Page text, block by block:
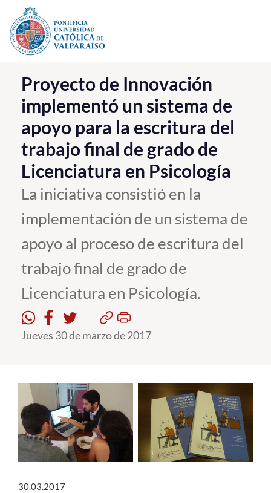
Click acá para ir directamente al contenido
La Universidad
Investigación, Creación e Innovación
PUCV Internacional
Vinculación con el Medio
Admisión
Pregrado
Postgrado
Formación Continua
Académicos
English
Proyecto de Innovación
implementó un sistema de
apoyo para la escritura del
trabajo final de grado de
Licenciatura en Psicología
La iniciativa consistió en la
implementación de un sistema de
apoyo al proceso de escritura del
trabajo final de grado de
Licenciatura en Psicología.
Jueves 30 de marzo de 2017
30.03.2017